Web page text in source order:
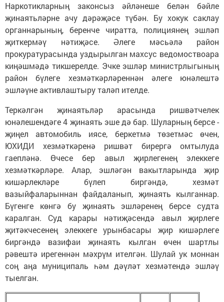
Наркотикларның законсыз әйләнеше белән бәйле
җинаятьләрне ачу дәрәҗәсе түбән. Бу хокук саклау
органнарының, беренче чиратта, полициянең эшләп
җиткермәү нәтиҗәсе. Әлеге мәсьәлә район
прокуратурасында уздырылган махсус ведомоствоара
киңәшмәдә тикшерелде. Эчке эшләр министрлыгының
район бүлеге хезмәткәрләреннән әлеге юнәлештә
эшләүне активлаштыру таләп ителде.
Теркәлгән җинаятьләр арасында ришвәтчелек
юнәлешендәге 4 җинаять эше дә бар. Шуларның берсе -
җиңел автомобиль иясе, беркетмә төзетмәс өчен,
ЮХИДИ хезмәткәренә ришвәт бирергә омтылуда
гаепләнә. Өчесе бер авыл җирлегенең элеккеге
хезмәткәрләре. Алар, эшләгән вакытларында җир
кишәрлекләре бүлеп биргәндә, хезмәт
вазыйфаларыннан файдаланып, җинаять кылганнар.
Бүгенге көнгә бу җинаять эшләренең берсе судта
каралган. Суд карары нәтиҗәсендә авыл җирлеге
җитәкчесенең элеккеге урынбасары җир кишәрлеге
биргәндә вазифаи җинаять кылган өчен шартлы
рәвештә ирегеннән мәхрүм ителгән. Шулай ук моннан
соң аңа муниципаль һәм дәүләт хезмәтендә эшләү
тыелган.